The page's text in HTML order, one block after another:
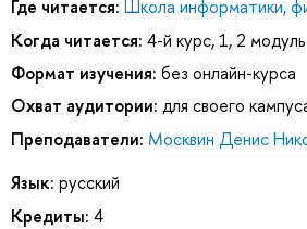
Где читается: Школа информатики,
Когда читается: 4-й курс, 1, 2 модуль
Формат изучения: без онлайн-курса
Охват аудитории: для своего
Преподаватели: Москвин Денис
Язык: русский
Кредиты: 4